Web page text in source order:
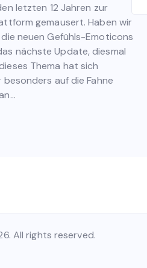
letzten 12 Jahren zur
gemausert. Haben wir
neuen Gefühls-Emoticons
nächste Update, diesmal
Thema hat sich
auf die Fahne
All rights reserved.